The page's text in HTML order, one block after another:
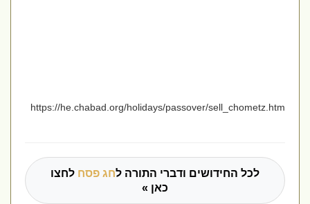
https://he.chabad.org/holidays/passover/sell_chometz.htm
לכל החידושים ודברי התורה לחג פסחלחצו
כאן »